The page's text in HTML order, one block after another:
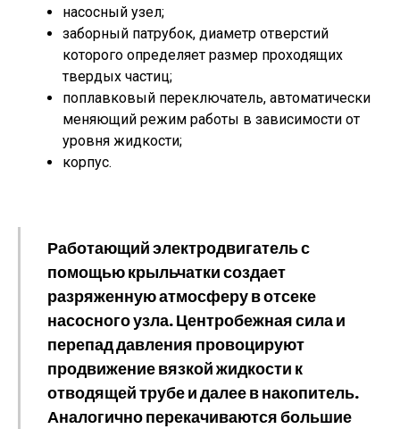
насосный узел;
заборный патрубок, диаметр отверстий
которого определяет размер проходящих
твердых частиц;
поплавковый переключатель, автоматически
меняющий режим работы в зависимости от
уровня жидкости;
корпус.
Работающий электродвигатель с
помощью крыльчатки создает
разряженную атмосферу в отсеке
насосного узла. Центробежная сила и
перепад давления провоцируют
продвижение вязкой жидкости к
отводящей трубе и далее в накопитель.
Аналогично перекачиваются большие